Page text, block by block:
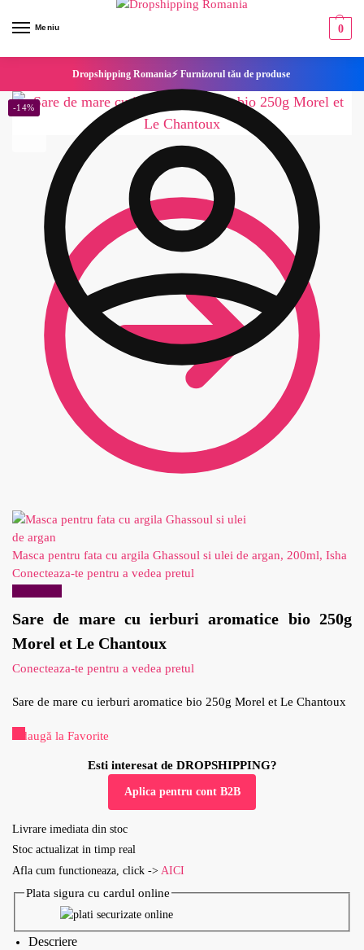
Meniu 0
Dropshipping Romania⚡ Furnizorul tău de produse
Masca pentru fata cu argila Ghassoul si ulei de argan, 200ml, Isha
Conecteaza-te pentru a vedea pretul
Sare de mare cu ierburi aromatice bio 250g
Morel et Le Chantoux
Conecteaza-te pentru a vedea pretul
-14%
Sare de mare cu ierburi aromatice bio 250g Morel et Le Chantoux
Adaugă la Favorite
Esti interesat de DROPSHIPPING?
Aplica pentru cont B2B
Livrare imediata din stoc
Stoc actualizat in timp real
Afla cum functioneaza, click -> AICI
Plata sigura cu cardul online
Descriere